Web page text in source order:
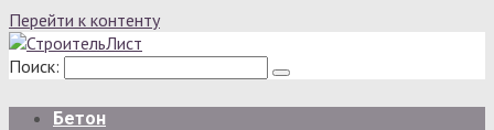
Перейти к контенту
Поиск:
Бетон